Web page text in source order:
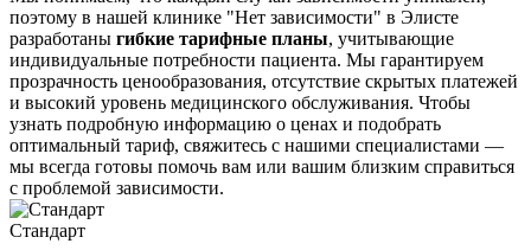
поэтому в нашей клинике "Нет зависимости" в Элисте
разработаны гибкие тарифные планы, учитывающие
индивидуальные потребности пациента. Мы гарантируем
прозрачность ценообразования, отсутствие скрытых платежей
и высокий уровень медицинского обслуживания. Чтобы
узнать подробную информацию о ценах и подобрать
оптимальный тариф, свяжитесь с нашими специалистами —
мы всегда готовы помочь вам или вашим близким справиться
с проблемой зависимости.
Стандарт